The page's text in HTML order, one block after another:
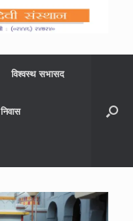
विश्वस्थ सभासद
निवास